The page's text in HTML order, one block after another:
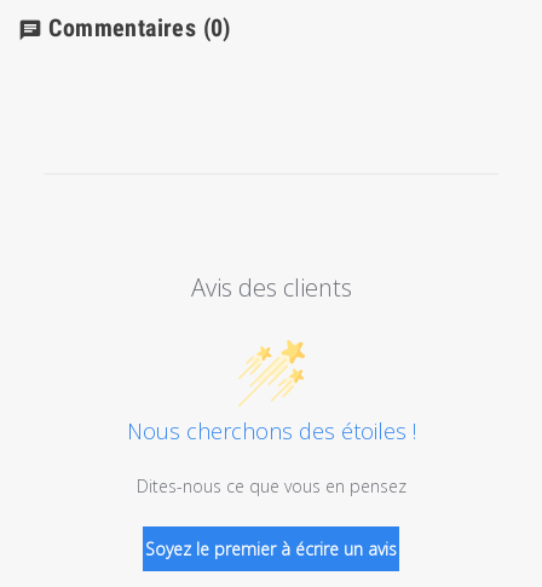
chat Commentaires (0)
Avis des clients
Nous cherchons des étoiles !
Dites-nous ce que vous en pensez
Soyez le premier à écrire un avis